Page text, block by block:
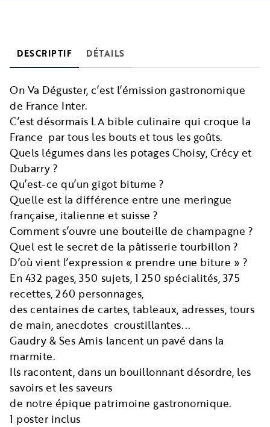
DESCRIPTIF DÉTAILS
On Va Déguster, c’est l’émission gastronomique
de France Inter.
C’est désormais LA bible culinaire qui croque la
France par tous les bouts et tous les goûts.
Quels légumes dans les potages Choisy, Crécy et
Dubarry ?
Qu’est-ce qu’un gigot bitume ?
Quelle est la différence entre une meringue
française, italienne et suisse ?
Comment s’ouvre une bouteille de champagne ?
Quel est le secret de la pâtisserie tourbillon ?
D’où vient l’expression « prendre une biture » ?
En 432 pages, 350 sujets, 1 250 spécialités, 375
recettes, 260 personnages,
des centaines de cartes, tableaux, adresses, tours
de main, anecdotes croustillantes...
Gaudry & Ses Amis lancent un pavé dans la
marmite.
Ils racontent, dans un bouillonnant désordre, les
savoirs et les saveurs
de notre épique patrimoine gastronomique.
1 poster inclus